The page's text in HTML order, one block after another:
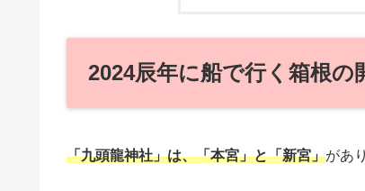
2024辰年に船で行く箱根の
「九頭龍神社」は、「本宮」と「新宮」があ